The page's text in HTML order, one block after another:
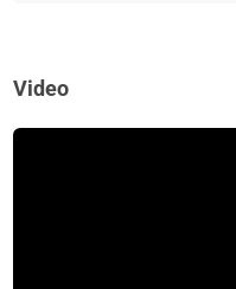
Video